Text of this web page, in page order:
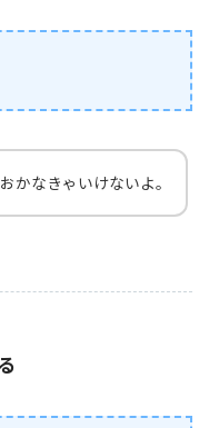
かなきゃいけないよ。